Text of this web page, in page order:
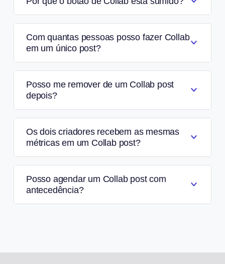
Com quantas pessoas posso fazer Collab
em um único post?
Posso me remover de um Collab post
depois?
Os dois criadores recebem as mesmas
métricas em um Collab post?
Posso agendar um Collab post com
antecedência?